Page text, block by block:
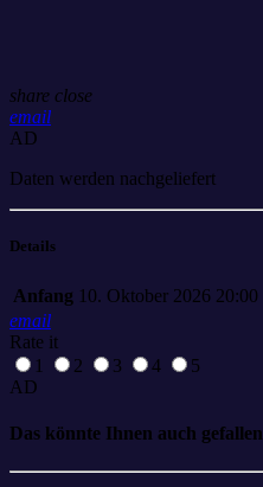
share close
email
AD
Daten werden nachgeliefert
Details
Anfang 10. Oktober 2026 20:00
email
Rate it
1
2 3 4
5
AD
Das könnte Ihnen auch gefallen